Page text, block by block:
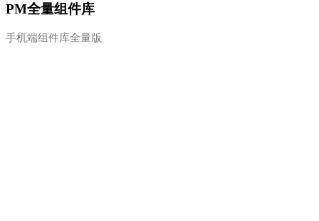
PM全量组件库
手机端组件库全量版